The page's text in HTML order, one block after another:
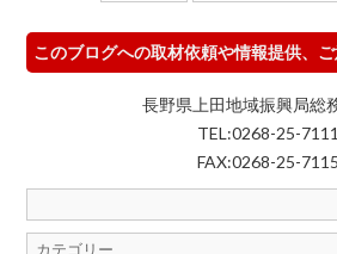
このブログへの取材依頼や情報提供、
長野県上田地域振興局総
TEL:0268-25-7111
FAX:0268-25-7115